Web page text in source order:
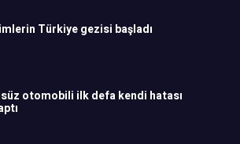
Türkiye gezisi başladı
otomobili ilk defa kendi hatası